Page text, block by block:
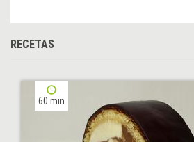
RECETAS
60 min